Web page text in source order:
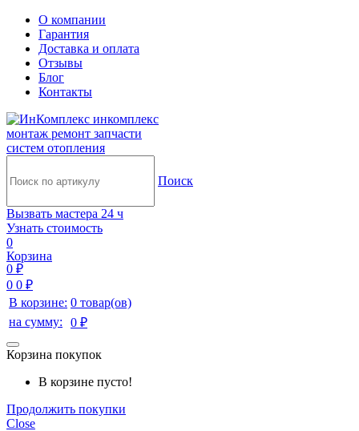
О компании
Гарантия
Доставка и оплата
Отзывы
Блог
Контакты
инкомплекс
монтаж ремонт запчасти
систем отопления
Поиск
Вызвать мастера 24 ч
Узнать стоимость
0
Корзина
0 ₽
0 0 ₽
В корзине: 0 товар(ов)
на сумму:
0 ₽
Корзина покупок
В корзине пусто!
Продолжить покупки
Close